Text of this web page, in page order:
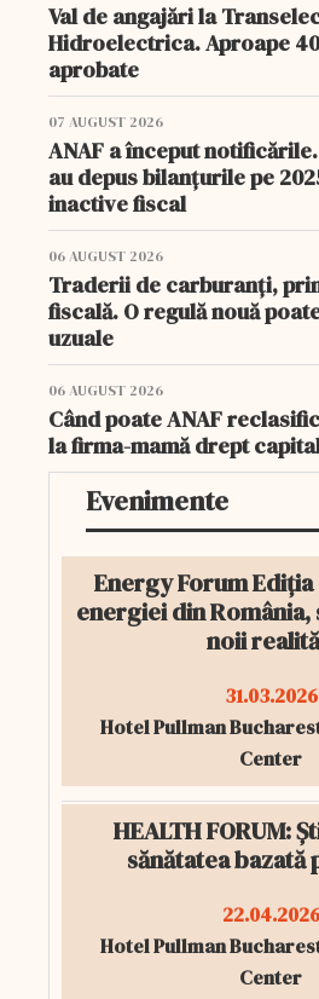
Val de angajări la
Hidroelectrica. Aproape
aprobate
07 AUGUST 2026
ANAF a început
au depus bilanțurile pe
inactive fiscal
06 AUGUST 2026
Traderii de carburanți,
fiscală. O regulă nouă
uzuale
06 AUGUST 2026
Când poate ANAF
la firma-mamă drept
Evenimente
Energy Forum Ediția
energiei din România,
noii
31.03.2026
Hotel Pullman
Center
HEALTH FORUM:
sănătatea bazată
22.04.2026
Hotel Pullman
Center